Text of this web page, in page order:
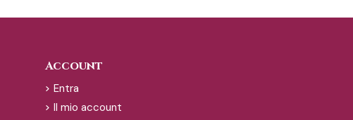
Account
Entra
Il mio account